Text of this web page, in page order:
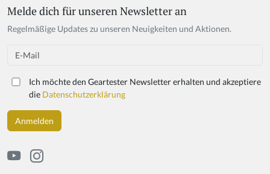
If
y
h
a
n,
Melde dich für unseren Newsletter an
Regelmäßige Updates zu unseren Neuigkeiten und Aktionen.
Email
Ich möchte den Geartester Newsletter erhalten und akzeptiere
die Datenschutzerklärung